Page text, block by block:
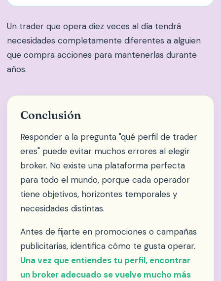
Un trader que opera diez veces al día tendrá
necesidades completamente diferentes a alguien
que compra acciones para mantenerlas durante
años.
Conclusión
Responder a la pregunta "qué perfil de trader
eres" puede evitar muchos errores al elegir
broker. No existe una plataforma perfecta
para todo el mundo, porque cada operador
tiene objetivos, horizontes temporales y
necesidades distintas.
Antes de fijarte en promociones o campañas
publicitarias, identifica cómo te gusta operar.
Una vez que entiendes tu perfil, encontrar
un broker adecuado se vuelve mucho más